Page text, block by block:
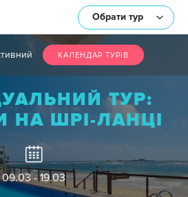
Обрати тур
декілька параметрів:
КАЛЕНДАР ТУРIВ
ТУР:
НА ШРІ-ЛАНЦІ
09.03 - 19.03